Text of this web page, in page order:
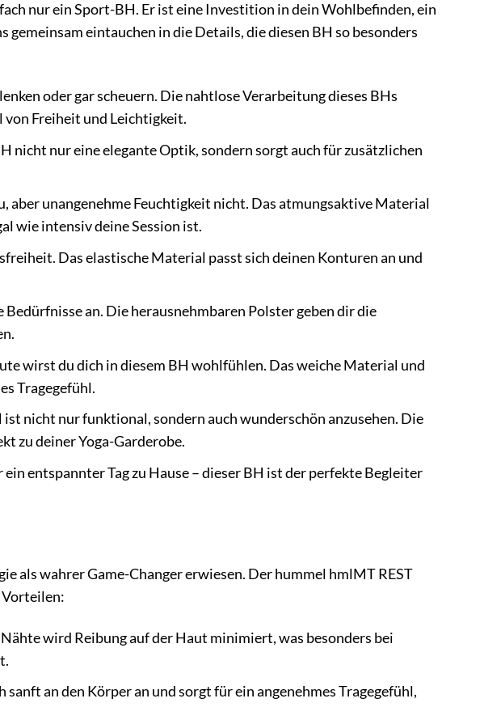
nur ein Sport-BH. Er ist eine Investition in dein Wohlbefinden, ein
gemeinsam eintauchen in die Details, die diesen BH so besonders
oder gar scheuern. Die nahtlose Verarbeitung dieses BHs
von Freiheit und Leichtigkeit.
nicht nur eine elegante Optik, sondern sorgt auch für zusätzlichen
aber unangenehme Feuchtigkeit nicht. Das atmungsaktive Material
wie intensiv deine Session ist.
Das elastische Material passt sich deinen Konturen an und
Bedürfnisse an. Die herausnehmbaren Polster geben dir die
wirst du dich in diesem BH wohlfühlen. Das weiche Material und
Tragegefühl.
nicht nur funktional, sondern auch wunderschön anzusehen. Die
zu deiner Yoga-Garderobe.
entspannter Tag zu Hause – dieser BH ist der perfekte Begleiter
als wahrer Game-Changer erwiesen. Der hummel hmlMT REST
wird Reibung auf der Haut minimiert, was besonders bei
an den Körper an und sorgt für ein angenehmes Tragegefühl,